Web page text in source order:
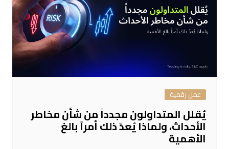
عمل رقمية
يُقلل المتداولون مجدداً من شأن مخاطر
الأحداث، ولماذا يُعدّ ذلك أمراً بالغ
الأهمية